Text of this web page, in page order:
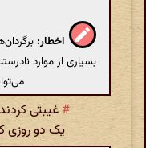
اخطار:
بسیاری از موارد
# غیبتی
یک دو روزی